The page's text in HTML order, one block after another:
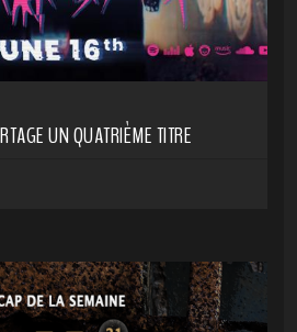
UN QUATRIÈME TITRE